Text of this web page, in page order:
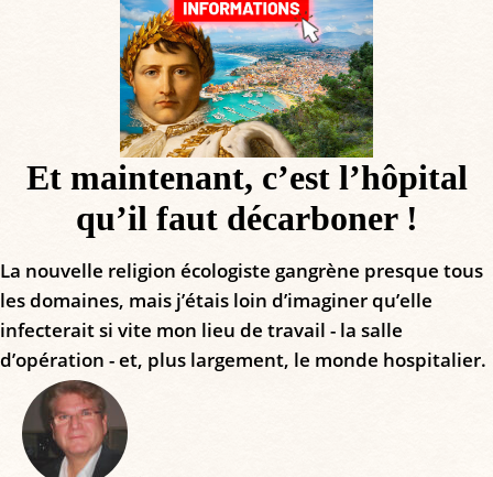
Et maintenant, c’est l’hôpital
qu’il faut décarboner !
La nouvelle religion écologiste gangrène presque tous
les domaines, mais j’étais loin d’imaginer qu’elle
infecterait si vite mon lieu de travail - la salle
d’opération - et, plus largement, le monde hospitalier.